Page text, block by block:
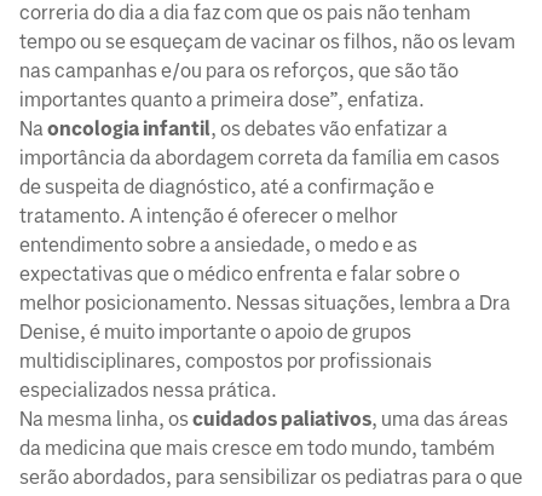
correria do dia a dia faz com que os pais não tenham
tempo ou se esqueçam de vacinar os filhos, não os levam
nas campanhas e/ou para os reforços, que são tão
importantes quanto a primeira dose”, enfatiza.
Naoncologia infantil, os debates vão enfatizar a
importância da abordagem correta da família em casos
de suspeita de diagnóstico, até a confirmação e
tratamento. A intenção é oferecer o melhor
entendimento sobre a ansiedade, o medo e as
expectativas que o médico enfrenta e falar sobre o
melhor posicionamento. Nessas situações, lembra a Dra
Denise, é muito importante o apoio de grupos
multidisciplinares, compostos por profissionais
especializados nessa prática.
Na mesma linha, oscuidados paliativos, uma das áreas
da medicina que mais cresce em todo mundo, também
serão abordados, para sensibilizar os pediatras para o que